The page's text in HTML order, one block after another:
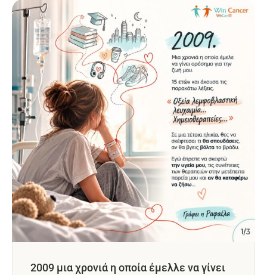
2009 μια χρονιά η οποία έμελλε να γίνει